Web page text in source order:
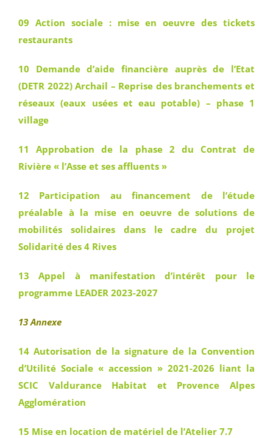
09 Action sociale : mise en oeuvre des tickets
restaurants
10 Demande d’aide financière auprès de l’Etat
(DETR 2022) Archail – Reprise des branchements et
réseaux (eaux usées et eau potable) – phase 1
village
11 Approbation de la phase 2 du Contrat de
Rivière « l’Asse et ses affluents »
12 Participation au financement de l’étude
préalable à la mise en oeuvre de solutions de
mobilités solidaires dans le cadre du projet
Solidarité des 4 Rives
13 Appel à manifestation d’intérêt pour le
programme LEADER 2023-2027
13 Annexe
14 Autorisation de la signature de la Convention
d’Utilité Sociale « accession » 2021-2026 liant la
SCIC Valdurance Habitat et Provence Alpes
Agglomération
15 Mise en location de matériel de l’Atelier 7.7